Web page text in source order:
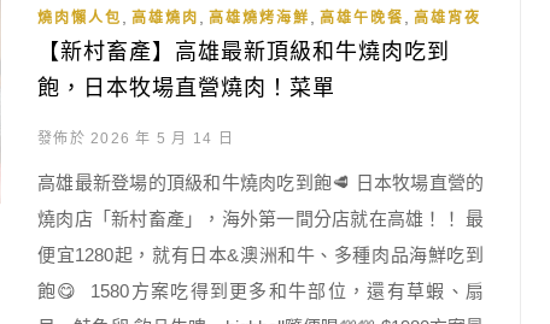
燒肉懶人包
高雄燒肉 高雄燒烤海鮮 高雄午晚餐 高雄宵夜
【新村畜產】高雄最新頂級和牛燒肉吃到
飽，日本牧場直營燒肉！菜單
發佈於 2026 年 5 月 14 日
高雄最新登場的頂級和牛燒肉吃到飽🥩 日本牧場直營的
燒肉店「新村畜產」，海外第一間分店就在高雄！！ 最
便宜1280起，就有日本&澳洲和牛、多種肉品海鮮吃到
飽😋 1580方案吃得到更多和牛部位，還有草蝦、扇